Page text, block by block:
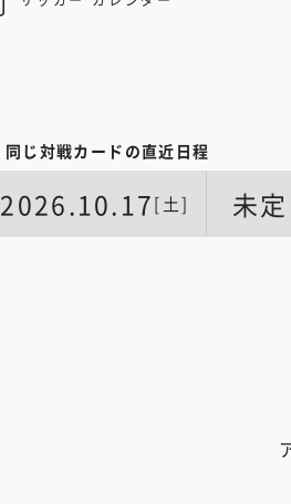
同じ対戦カードの直近日程
2026.10.17[土] 未定